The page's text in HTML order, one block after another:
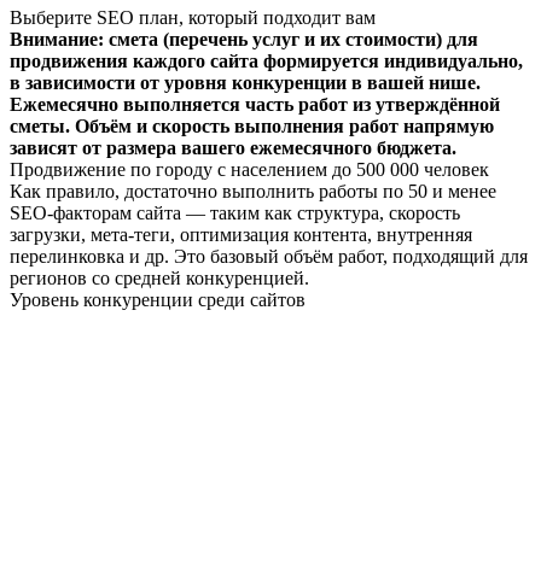
Выберите SEO план, который подходит вам
Внимание: смета (перечень услуг и их стоимости) для
продвижения каждого сайта формируется индивидуально,
в зависимости от уровня конкуренции в вашей нише.
Ежемесячно выполняется часть работ из утверждённой
сметы. Объём и скорость выполнения работ напрямую
зависят от размера вашего ежемесячного бюджета.
Продвижение по городу с населением до 500 000 человек
Как правило, достаточно выполнить работы по 50 и менее
SEO-факторам сайта — таким как структура, скорость
загрузки, мета-теги, оптимизация контента, внутренняя
перелинковка и др. Это базовый объём работ, подходящий для
регионов со средней конкуренцией.
Уровень конкуренции среди сайтов